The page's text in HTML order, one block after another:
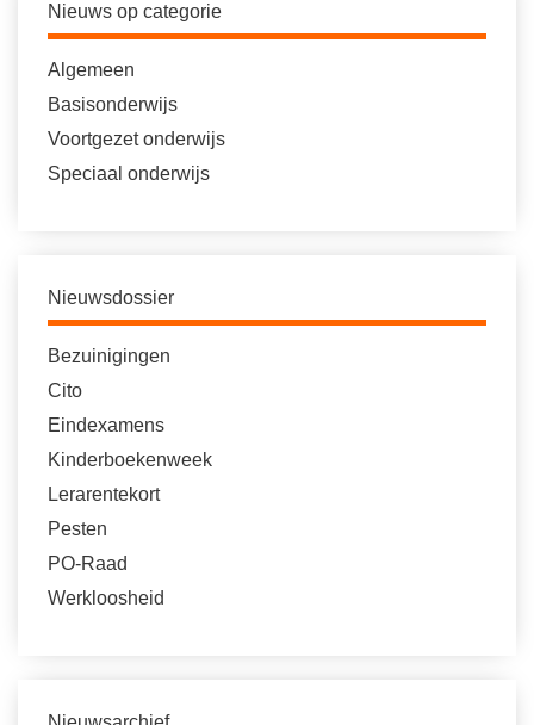
Nieuws op categorie
Algemeen
Basisonderwijs
Voortgezet onderwijs
Speciaal onderwijs
Nieuwsdossier
Bezuinigingen
Cito
Eindexamens
Kinderboekenweek
Lerarentekort
Pesten
PO-Raad
Werkloosheid